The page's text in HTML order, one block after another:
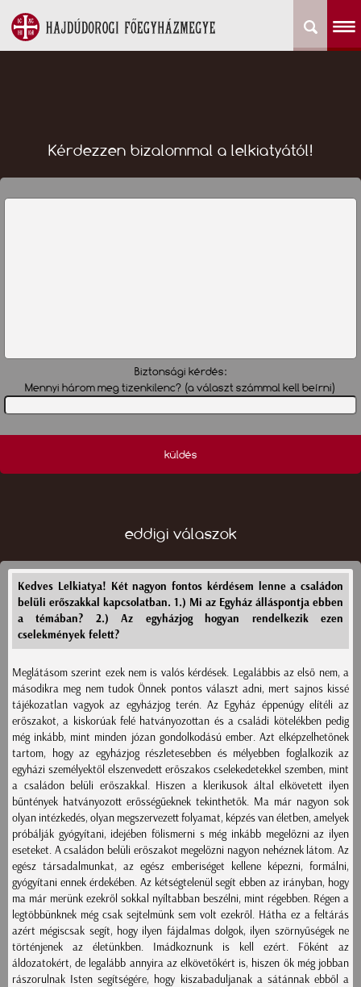
Kérdezzen bizalommal a lelkiatyától!
Biztonsági kérdés:
Mennyi három meg tizenkilenc? (a választ számmal kell beírni)
küldés
eddigi válaszok
Kedves Lelkiatya! Két nagyon fontos kérdésem lenne a családon
belüli erőszakkal kapcsolatban. 1.) Mi az Egyház álláspontja ebben
a témában? 2.) Az egyházjog hogyan rendelkezik ezen
cselekmények felett?
Meglátásom szerint ezek nem is valós kérdések. Legalábbis az első nem, a
másodikra meg nem tudok Önnek pontos választ adni, mert sajnos kissé
tájékozatlan vagyok az egyházjog terén. Az Egyház éppenúgy elítéli az
erőszakot, a kiskorúak felé hatványozottan és a családi kötelékben pedig
még inkább, mint minden józan gondolkodású ember. Azt elképzelhetőnek
tartom, hogy az egyházjog részletesebben és mélyebben foglalkozik az
egyházi személyektől elszenvedett erőszakos cselekedetekkel szemben, mint
a családon belüli erőszakkal. Hiszen a klerikusok által elkövetett ilyen
bűntények hatványozott erősségűeknek tekinthetők. Ma már nagyon sok
olyan intézkedés, olyan megszervezett folyamat, képzés van életben, amelyek
próbálják gyógyítani, idejében fölismerni s még inkább megelőzni az ilyen
eseteket. A családon belüli erőszakot megelőzni nagyon nehéznek látom. Az
egész társadalmunkat, az egész emberiséget kellene képezni, formálni,
gyógyítani ennek érdekében. Az kétségtelenül segít ebben az irányban, hogy
ma már merünk ezekről sokkal nyíltabban beszélni, mint régebben. Régen a
legtöbbünknek még csak sejtelmünk sem volt ezekről. Hátha ez a feltárás
azért mégiscsak segít, hogy ilyen fájdalmas dolgok, ilyen szörnyűségek ne
történjenek az életünkben. Imádkoznunk is kell ezért. Főként az
áldozatokért, de legalább annyira az elkövetőkért is, hiszen ők még jobban
rászorulnak Isten segítségére, hogy kiszabaduljanak a sátánnak ebből a